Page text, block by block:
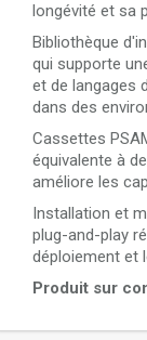
longévité et sa
Bibliothèque
qui supporte
et de langages
dans des
Cassettes
équivalente à
améliore les
Installation et
plug-and-play
déploiement et
Produit sur